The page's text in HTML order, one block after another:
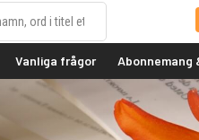
Vanliga frågor Abonnemang